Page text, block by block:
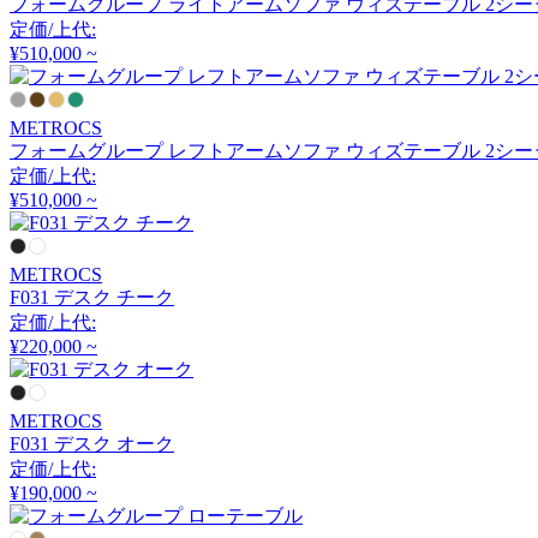
アルナイ
Astep
アステップ
アズマヤ
B-LINE
ビーライン
B.C. SAN MICHELE
フォームグループ ライトアームソファ ウィズテーブル 2シー
定価/上代:
¥510,000 ~
METROCS
フォームグループ レフトアームソファ ウィズテーブル 2シー
定価/上代:
¥510,000 ~
METROCS
F031 デスク チーク
定価/上代:
¥220,000 ~
METROCS
F031 デスク オーク
定価/上代:
¥190,000 ~